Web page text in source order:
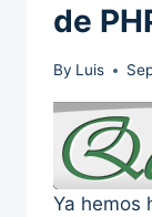
de
By Luis
Ya hemos